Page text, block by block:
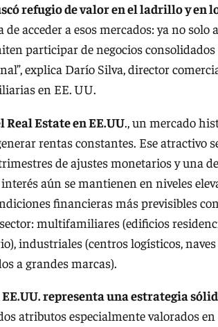
refugio de valor en el ladrillo y en
acceder a esos mercados: ya no solo
participar de negocios
explica Darío Silva, director
en EE. UU.
Real Estate en EE.UU., un mercado
rentas constantes. Ese atractivo
de ajustes monetarios y una
aún se mantienen en niveles
financieras más previsibles
multifamiliares (edificios
industriales (centros logísticos,
a grandes marcas).
representa una estrategia
atributos especialmente valorados en